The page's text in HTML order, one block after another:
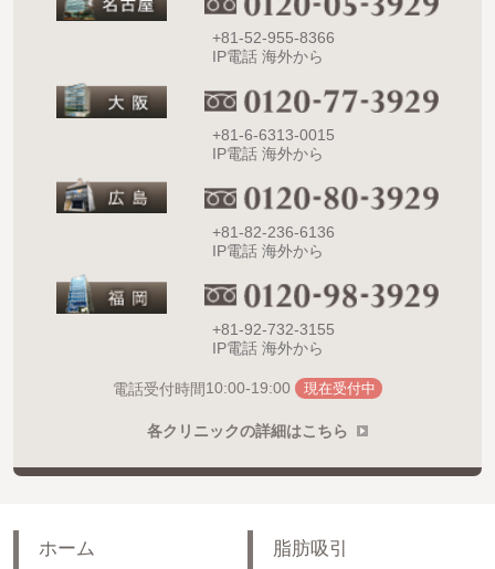
+81-52-955-8366
IP電話 海外から
+81-6-6313-0015
IP電話 海外から
+81-82-236-6136
IP電話 海外から
+81-92-732-3155
IP電話 海外から
電話受付時間10:00-19:00 現在受付中
各クリニックの詳細はこちら
ホーム 脂肪吸引